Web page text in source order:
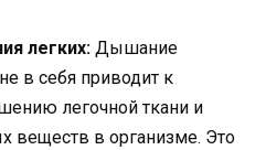
легких: Дышание
в себя приводит к
легочной ткани и
веществ в организме. Это